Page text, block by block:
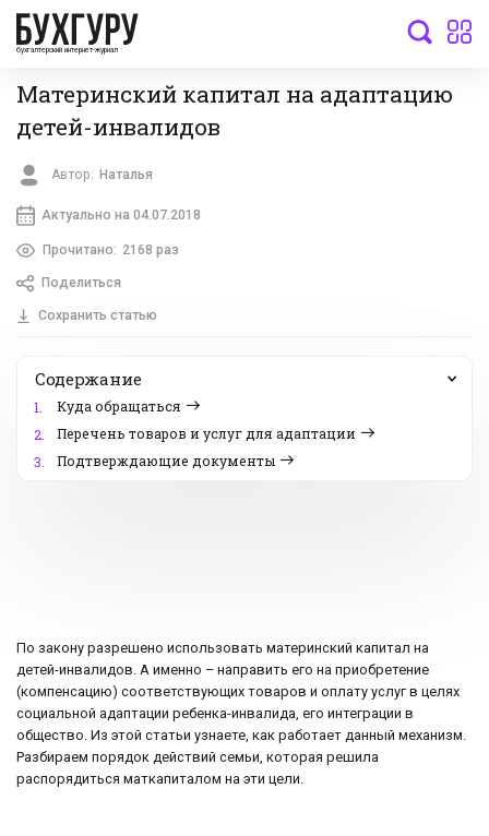
бухгалтерский интернет-журнал
Материнский капитал на адаптацию
детей-инвалидов
Автор: Наталья
Актуально на 04.07.2018
Прочитано: 2168 раз
Поделиться
Сохранить статью
Содержание
1.
Куда обращаться
2.
Перечень товаров и услуг для адаптации
3.
Подтверждающие документы
По закону разрешено использовать материнский капитал на
детей-инвалидов. А именно – направить его на приобретение
(компенсацию) соответствующих товаров и оплату услуг в целях
социальной адаптации ребенка-инвалида, его интеграции в
общество. Из этой статьи узнаете, как работает данный механизм.
Разбираем порядок действий семьи, которая решила
распорядиться маткапиталом на эти цели.